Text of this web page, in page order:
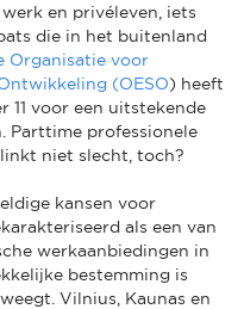
en privéleven, iets
die in het buitenland
Organisatie voor
(OESO) heeft
11 voor een uitstekende
Parttime professionele
niet slecht, toch?
kansen voor
als een van
werkaanbiedingen in
bestemming is
Vilnius, Kaunas en